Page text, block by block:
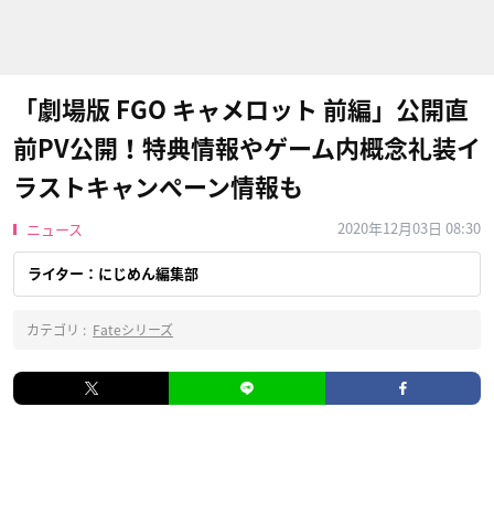
「劇場版 FGO キャメロット 前編」公開直
前PV公開！特典情報やゲーム内概念礼装イ
ラストキャンペーン情報も
ニュース 2020年12月03日 08:30
ライター：にじめん編集部
カテゴリ : Fateシリーズ